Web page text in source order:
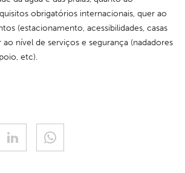
obrigatórios internacionais, quer ao
(estacionamento, acessibilidades, casas
nível de serviços e segurança (nadadores
etc).